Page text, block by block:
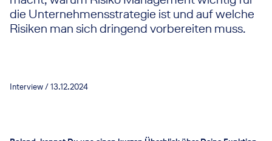
die Unternehmensstrategie ist und auf welche
Risiken man sich dringend vorbereiten muss.
Interview / 13.12.2024